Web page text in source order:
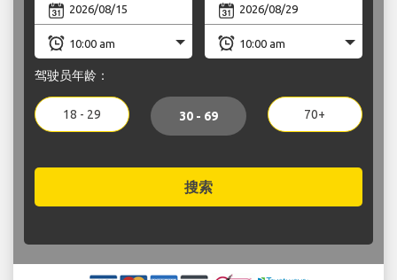
驾驶员年龄：
18 - 29 30 - 69 70+
搜索